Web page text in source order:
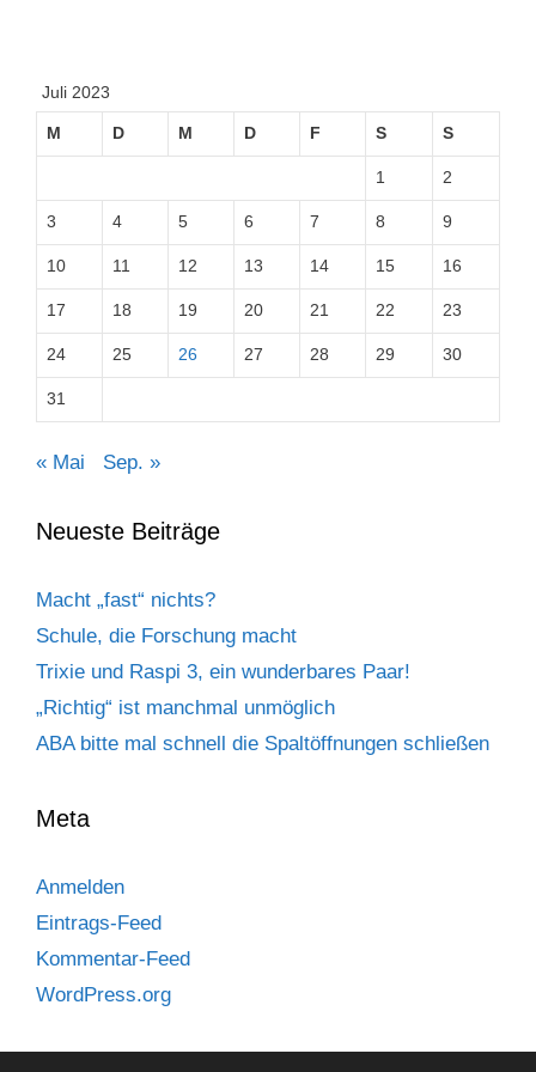
Juli 2023
M D M D F S S
1 2
3 4 5 6 7 8 9
10 11 12 13 14 15 16
17 18 19 20 21 22 23
24 25 26 27 28 29 30
31
« Mai Sep. »
Neueste Beiträge
Macht „fast“ nichts?
Schule, die Forschung macht
Trixie und Raspi 3, ein wunderbares Paar!
„Richtig“ ist manchmal unmöglich
ABA bitte mal schnell die Spaltöffnungen schließen
Meta
Anmelden
Eintrags-Feed
Kommentar-Feed
WordPress.org